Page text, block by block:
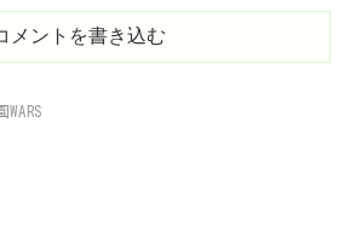
メントを書き込む